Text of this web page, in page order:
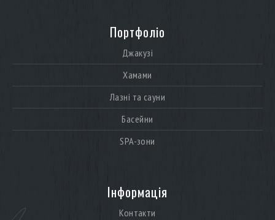
Портфоліо
Джакузі
Хамами
Лазні та сауни
Басейни
SPA-зони
Інформація
Контакти